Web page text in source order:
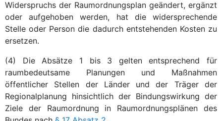
Widerspruchs der Raumordnungsplan geändert, ergänzt
oder aufgehoben werden, hat die widersprechende
Stelle oder Person die dadurch entstehenden Kosten zu
ersetzen.
(4) Die Absätze 1 bis 3 gelten entsprechend für
raumbedeutsame Planungen und Maßnahmen
öffentlicher Stellen der Länder und der Träger der
Regionalplanung hinsichtlich der Bindungswirkung der
Ziele der Raumordnung in Raumordnungsplänen des